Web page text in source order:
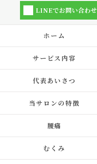
LINEでお問い合わせ
ホーム
サービス内容
代表あいさつ
当サロンの特徴
腰痛
むくみ